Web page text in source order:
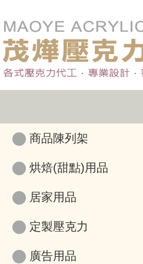
商品陳列架
烘焙(甜點)用品
居家用品
定製壓克力
廣告用品